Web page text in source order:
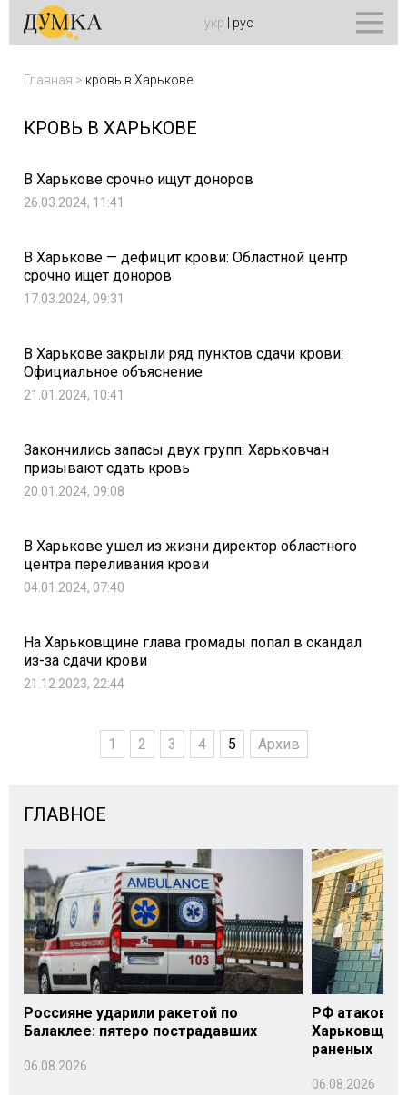
укр рус
Главная > кровь в Харькове
КРОВЬ В ХАРЬКОВЕ
В Харькове срочно ищут доноров
26.03.2024, 11:41
В Харькове — дефицит крови: Областной центр
срочно ищет доноров
17.03.2024, 09:31
В Харькове закрыли ряд пунктов сдачи крови:
Официальное объяснение
21.01.2024, 10:41
Закончились запасы двух групп: Харьковчан
призывают сдать кровь
20.01.2024, 09:08
В Харькове ушел из жизни директор областного
центра переливания крови
04.01.2024, 07:40
На Харьковщине глава громады попал в скандал
из-за сдачи крови
21.12.2023, 22:44
1 2 3 4 5 Архив
ГЛАВНОЕ
Россияне ударили ракетой по
Балаклее: пятеро пострадавших
06.08.2026
РФ
раненых
06.08.2026